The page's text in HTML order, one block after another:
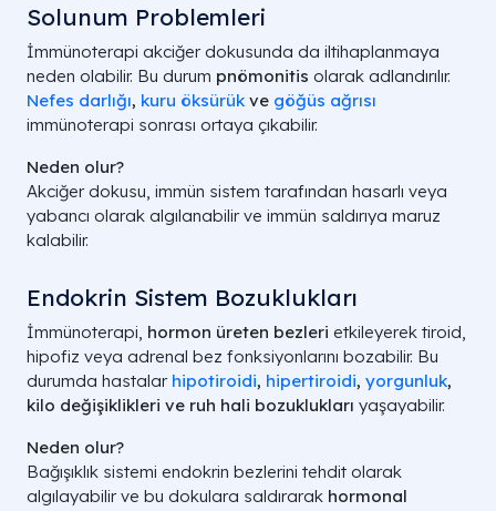
Solunum Problemleri
İmmünoterapi akciğer dokusunda da iltihaplanmaya
neden olabilir. Bu durum pnömonitis olarak adlandırılır.
Nefes darlığı, kuru öksürük ve göğüs ağrısı
immünoterapi sonrası ortaya çıkabilir.
Neden olur?
Akciğer dokusu, immün sistem tarafından hasarlı veya
yabancı olarak algılanabilir ve immün saldırıya maruz
kalabilir.
Endokrin Sistem Bozuklukları
İmmünoterapi, hormon üreten bezleri etkileyerek tiroid,
hipofiz veya adrenal bez fonksiyonlarını bozabilir. Bu
durumda hastalar hipotiroidi, hipertiroidi, yorgunluk,
kilo değişiklikleri ve ruh hali bozuklukları yaşayabilir.
Neden olur?
Bağışıklık sistemi endokrin bezlerini tehdit olarak
algılayabilir ve bu dokulara saldırarak hormonal